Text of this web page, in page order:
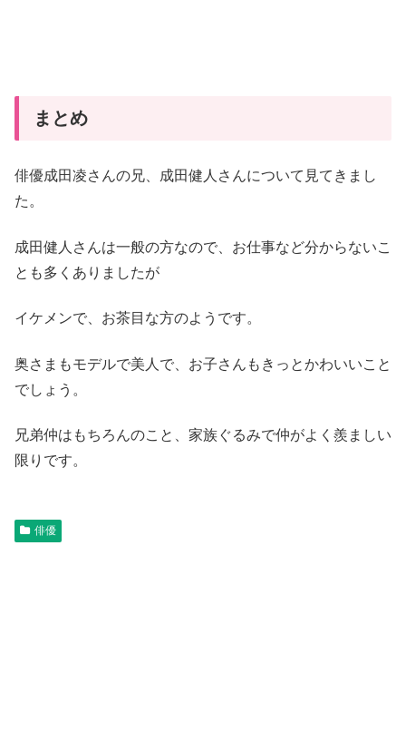
まとめ
俳優成田凌さんの兄、成田健人さんについて見てきまし
た。
成田健人さんは一般の方なので、お仕事など分からないこ
とも多くありましたが
イケメンで、お茶目な方のようです。
奥さまもモデルで美人で、お子さんもきっとかわいいこと
でしょう。
兄弟仲はもちろんのこと、家族ぐるみで仲がよく羨ましい
限りです。
俳優